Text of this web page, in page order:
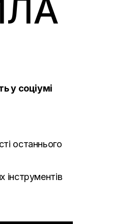
у соціумі
останнього
інструментів